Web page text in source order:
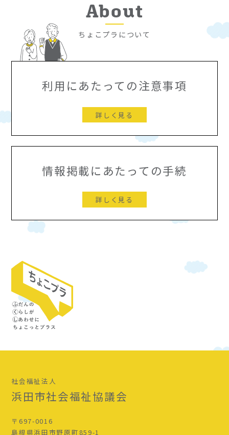
About
ちょこプラについて
利用にあたっての注意事項
詳しく見る
情報掲載にあたっての手続
詳しく見る
社会福祉法人
浜田市社会福祉協議会
〒697-0016
島根県浜田市野原町859-1